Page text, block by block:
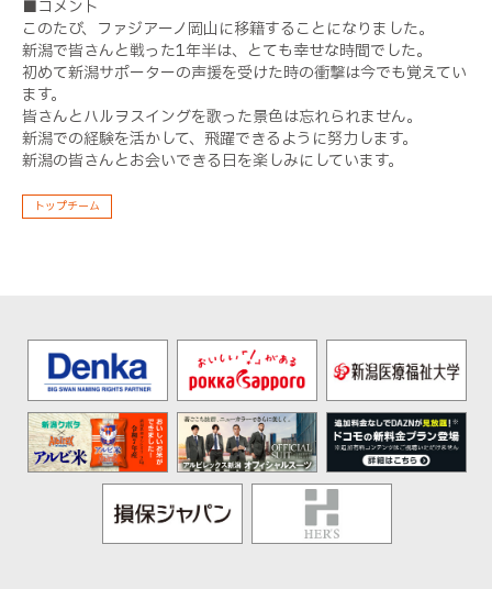
■コメント
このたび、ファジアーノ岡山に移籍することになりました。
新潟で皆さんと戦った1年半は、とても幸せな時間でした。
初めて新潟サポーターの声援を受けた時の衝撃は今でも覚えてい
ます。
皆さんとハルヲスイングを歌った景色は忘れられません。
新潟での経験を活かして、飛躍できるように努力します。
新潟の皆さんとお会いできる日を楽しみにしています。
トップチーム